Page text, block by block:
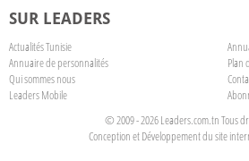
SUR LEADERS
Actualités Tunisie
Annuaire de personnalités
Plan
Qui sommes nous
Leaders Mobile
© 2009 - 2026 Leaders.com.tn Tous
Conception et Développement du site